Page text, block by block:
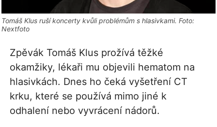
Tomáš Klus ruší koncerty kvůli problémům s hlasivkami. Foto:
Nextfoto
Zpěvák Tomáš Klus prožívá těžké
okamžiky, lékaři mu objevili hematom na
hlasivkách. Dnes ho čeká vyšetření CT
krku, které se používá mimo jiné k
odhalení nebo vyvrácení nádorů.